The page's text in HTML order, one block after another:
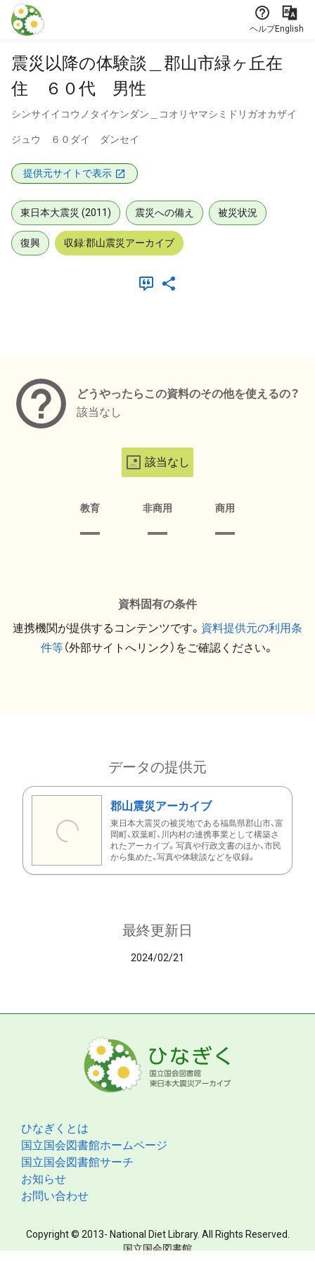
本文に飛ぶ
ヘルプEnglish
震災以降の体験談＿郡山市緑ヶ丘在
住 ６０代 男性
シンサイイコウノタイケンダン＿コオリヤマシミドリガオカザイ
ジュウ ６０ダイ ダンセイ
提供元サイトで表示
東日本大震災 (2011) 震災への備え 被災状況
復興 収録:郡山震災アーカイブ
どうやったらこの資料のその他を使えるの？
該当なし
該当なし
教育 非商用 商用
資料固有の条件
連携機関が提供するコンテンツです。 資料提供元の利用条
件等（外部サイトへリンク）をご確認ください。
データの提供元
郡山震災アーカイブ
東日本大震災の被災地である福島県郡山市、富
岡町、双葉町、川内村の連携事業として構築さ
れたアーカイブ。写真や行政文書のほか、市民
から集めた、写真や体験談などを収録。
最終更新日
2024/02/21
ひなぎくとは
国立国会図書館ホームページ
国立国会図書館サーチ
お知らせ
お問い合わせ
Copyright © 2013- National Diet Library. All Rights Reserved.